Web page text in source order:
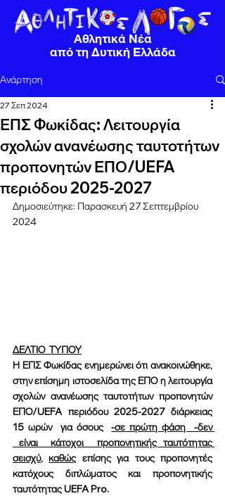
Αθλητικά Νέα
από τη Δυτική Ελλάδα
Ανάρτηση
ΕΠΣ Φωκίδας: Λειτουργία
σχολών ανανέωσης ταυτοτήτων
προπονητών ΕΠΟ/UEFA
περιόδου 2025-2027
27 Σεπ 2024
Δημοσιεύτηκε: Παρασκευή 27 Σεπτεμβρίου
2024
ΔΕΛΤΙΟ  ΤΥΠΟΥ
Η ΕΠΣ Φωκίδας ενημερώνει ότι ανακοινώθηκε,
στην επίσημη ιστοσελίδα της ΕΠΟ η λειτουργία
σχολών ανανέωσης ταυτοτήτων προπονητών
ΕΠΟ/UEFA περιόδου 2025-2027 διάρκειας
15 ωρών  για όσους -σε πρώτη φάση  -δεν
είναι  κάτοχοι  προπονητικής ταυτότητας
σεισχύ, καθώς επίσης για τους προπονητές
κατόχους διπλώματος και προπονητικής
ταυτότητας UEFA Pro.